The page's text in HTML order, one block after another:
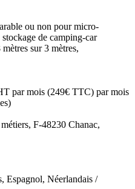
ou non pour micro-
de camping-car
sur 3 mètres,
par mois (249€ TTC) par mois
F-48230 Chanac,
Espagnol, Néerlandais /